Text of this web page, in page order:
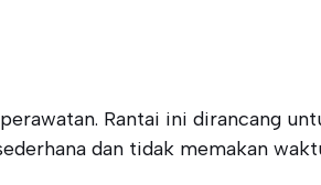
Rantai ini dirancang
dan tidak memakan